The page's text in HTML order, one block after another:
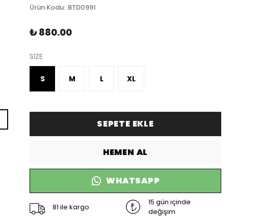
Ürün Kodu: BTD0991
₺ 880.00
SİZE
S M L XL
SEPETE EKLE
HEMEN AL
WHATSAPP
81 ile kargo
15 gün içinde
değişim